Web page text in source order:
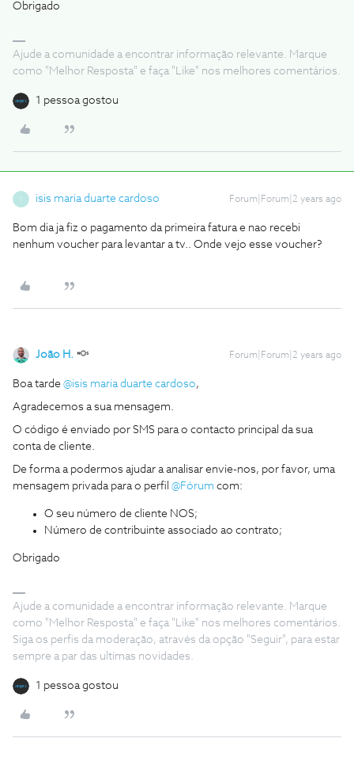
Obrigado
Ajude a comunidade a encontrar informação relevante. Marque
como "Melhor Resposta" e faça "Like" nos melhores comentários.
1 pessoa gostou
isis maria duarte cardoso Forum|Forum|2 years ago
Bom dia ja fiz o pagamento da primeira fatura e nao recebi
nenhum voucher para levantar a tv.. Onde vejo esse voucher?
João H. Forum|Forum|2 years ago
Boa tarde @isis maria duarte cardoso,
Agradecemos a sua mensagem.
O código é enviado por SMS para o contacto principal da sua
conta de cliente.
De forma a podermos ajudar a analisar envie-nos, por favor, uma
mensagem privada para o perfil @Fórum com:
O seu número de cliente NOS;
Número de contribuinte associado ao contrato;
Obrigado
Ajude a comunidade a encontrar informação relevante. Marque
como "Melhor Resposta" e faça "Like" nos melhores comentários.
Siga os perfis da moderação, através da opção "Seguir", para estar
sempre a par das ultimas novidades.
1 pessoa gostou